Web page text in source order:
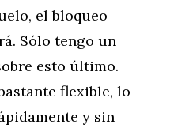
el bloqueo
Sólo tengo un
esto último.
flexible, lo
y sin